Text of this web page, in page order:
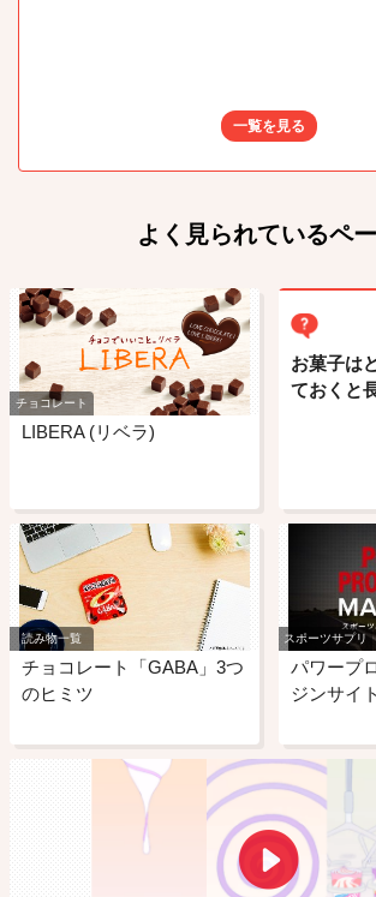
一覧を見る
よく見られているペ
チョコレート
LIBERA (リベラ)
お菓子は
ておくと
読み物一覧
チョコレート「GABA」3つ
のヒミツ
スポーツサプリ
パワープ
ジンサイト